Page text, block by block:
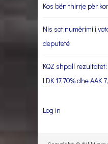
Kos bën thirrje për
Nis sot numërimi i
deputetë
KQZ shpall rezultatet:
LDK 17,70% dhe AAK
Log in